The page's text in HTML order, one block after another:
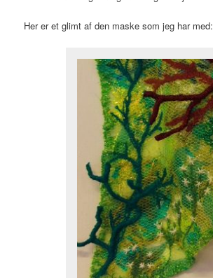
Her er et glimt af den maske som jeg har med: